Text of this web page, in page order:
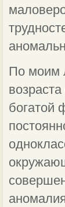
По моим
богатой